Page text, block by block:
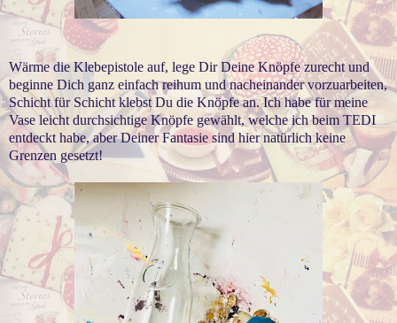
Wärme die Klebepistole auf, lege Dir Deine Knöpfe zurecht und
beginne Dich ganz einfach reihum und nacheinander vorzuarbeiten,
Schicht für Schicht klebst Du die Knöpfe an. Ich habe für meine
Vase leicht durchsichtige Knöpfe gewählt, welche ich beim TEDI
entdeckt habe, aber Deiner Fantasie sind hier natürlich keine
Grenzen gesetzt!